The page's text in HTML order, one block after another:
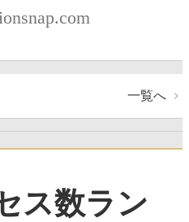
一覧へ
ス数ラン